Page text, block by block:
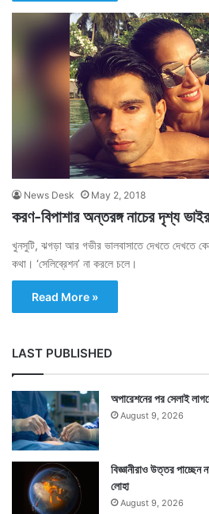
News Desk May 2, 2018
করণ-বিপাশার অন্তরঙ্গ নাচের দৃশ্য
খুনসুটি, ঝগড়া আর গভীর ভালবাসাতে দেখতে দেখতে
কথা। ‘সেলিব্রেশন’ না করলে চলে।
Read More »
LAST PUBLISHED
অপারেশনের পর সেলাই
August 9, 2026
বিজ্ঞানীরাও উত্তর পাচ্ছেন
লোহা
August 9, 2026